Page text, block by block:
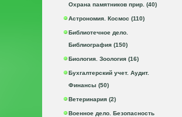
Охрана памятников прир. (40)
Астрономия. Космос (110)
Библиотечное дело.
Библиография (150)
Биология. Зоология (16)
Бухгалтерский учет. Аудит.
Финансы (50)
Ветеринария (2)
Военное дело. Безопасность